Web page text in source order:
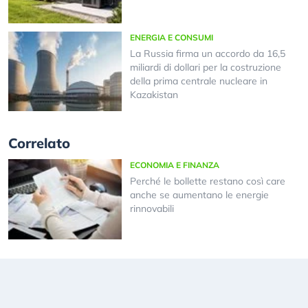
ENERGIA E CONSUMI
La Russia firma un accordo da 16,5
miliardi di dollari per la costruzione
della prima centrale nucleare in
Kazakistan
Correlato
ECONOMIA E FINANZA
Perché le bollette restano così care
anche se aumentano le energie
rinnovabili